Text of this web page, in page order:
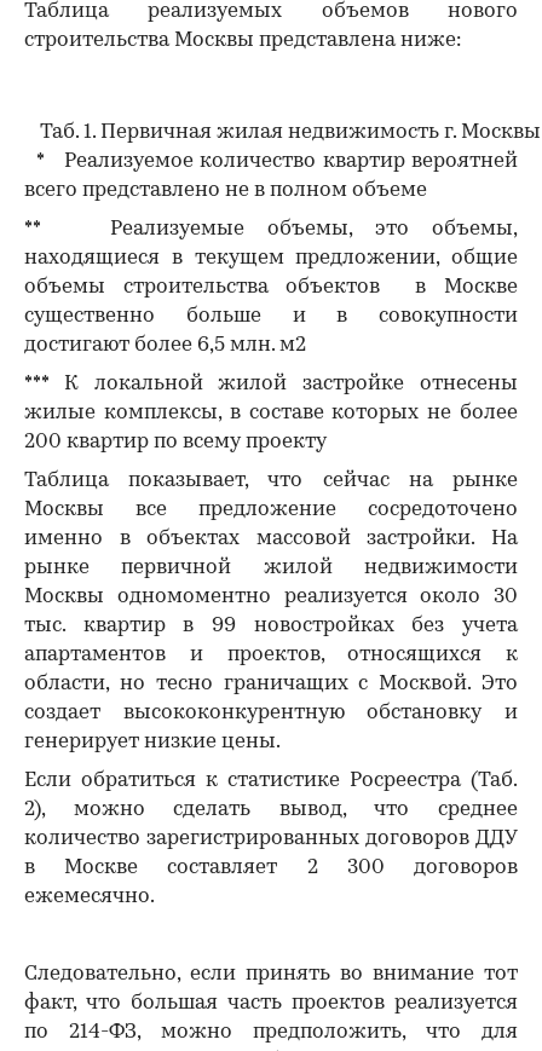
Таблица реализуемых объемов нового
строительства Москвы представлена ниже:
Таб. 1. Первичная жилая недвижимость г. Москвы
* Реализуемое количество квартир вероятней
всего представлено не в полном объеме
** Реализуемые объемы, это объемы,
находящиеся в текущем предложении, общие
объемы строительства объектов в Москве
существенно больше и в совокупности
достигают более 6,5 млн. м2
*** К локальной жилой застройке отнесены
жилые комплексы, в составе которых не более
200 квартир по всему проекту
Таблица показывает, что сейчас на рынке
Москвы все предложение сосредоточено
именно в объектах массовой застройки. На
рынке первичной жилой недвижимости
Москвы одномоментно реализуется около 30
тыс. квартир в 99 новостройках без учета
апартаментов и проектов, относящихся к
области, но тесно граничащих с Москвой. Это
создает высококонкурентную обстановку и
генерирует низкие цены.
Если обратиться к статистике Росреестра (Таб.
2), можно сделать вывод, что среднее
количество зарегистрированных договоров ДДУ
в Москве составляет 2 300 договоров
ежемесячно.
Следовательно, если принять во внимание тот
факт, что большая часть проектов реализуется
по 214-ФЗ, можно предположить, что для